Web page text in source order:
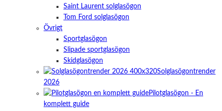
Saint Laurent solglasögon
Tom Ford solglasögon
Övrigt
Sportglasögon
Slipade sportglasögon
Skidglasögon
Solglasögontrender
2026
Pilotglasögon - En
komplett guide